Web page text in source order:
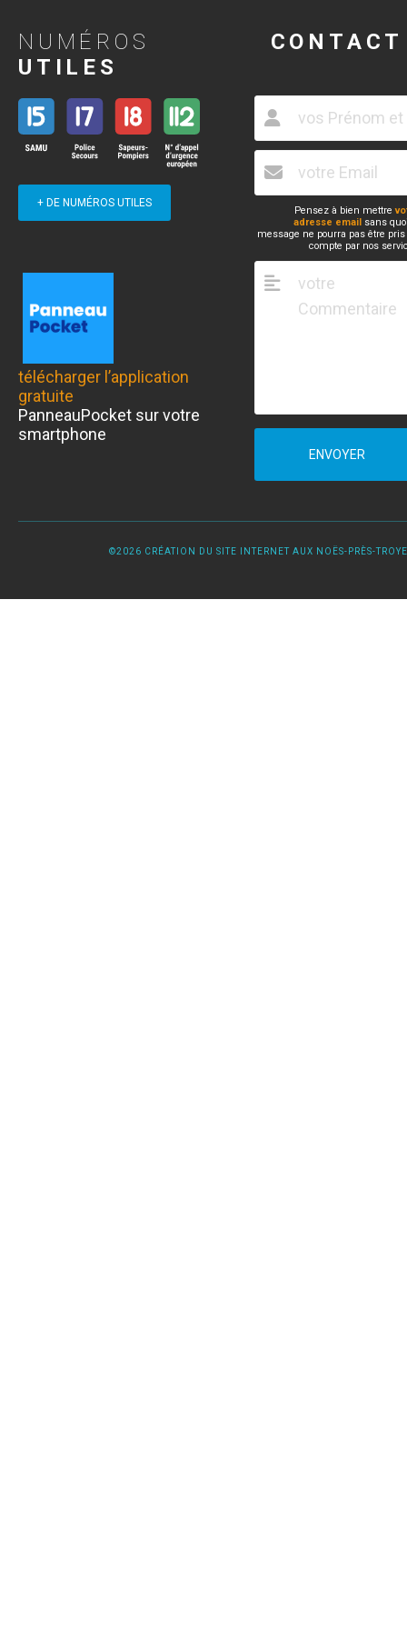
NUMÉROS
UTILES
+ DE NUMÉROS UTILES
télécharger l’application
gratuite
PanneauPocket sur votre
smartphone
CONTACT
Pensez à bien mettre
adresse email sans
message ne pourra pas être
compte par nos
ENVOYER
©2026 CRÉATION DU SITE INTERNET AUX NOËS-PRÈS-